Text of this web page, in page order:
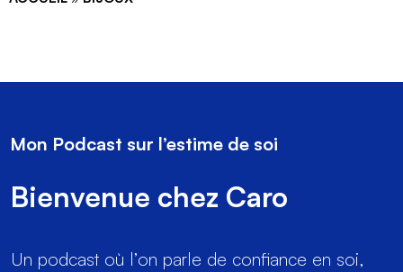
Mon Podcast sur l’estime de soi
Bienvenue chez Caro
Un podcast où l’on parle de confiance en soi,